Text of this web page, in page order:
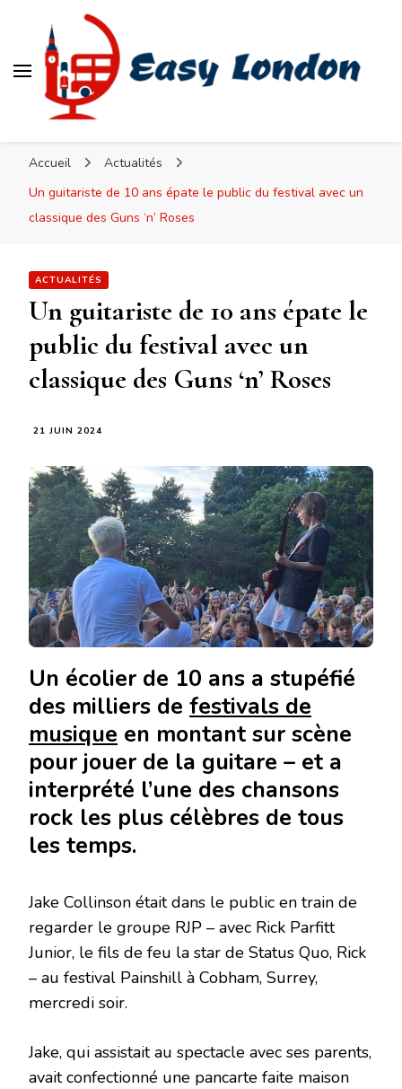
Accueil
Actualités
Un guitariste de 10 ans épate le public du festival avec un
classique des Guns ‘n’ Roses
ACTUALITÉS
Un guitariste de 10 ans épate le
public du festival avec un
classique des Guns ‘n’ Roses
21 JUIN 2024
Un écolier de 10 ans a stupéfié
des milliers de festivals de
musique en montant sur scène
pour jouer de la guitare – et a
interprété l’une des chansons
rock les plus célèbres de tous
les temps.
Jake Collinson était dans le public en train de
regarder le groupe RJP – avec Rick Parfitt
Junior, le fils de feu la star de Status Quo, Rick
– au festival Painshill à Cobham, Surrey,
mercredi soir.
Jake, qui assistait au spectacle avec ses parents,
avait confectionné une pancarte faite maison